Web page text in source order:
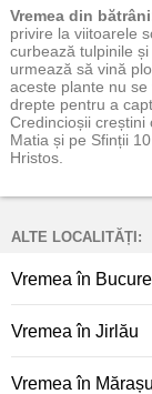
Vremea din
privire la viitoarele
curbează tulpinile
urmează să vină
aceste plante nu
drepte pentru a
Credincioșii creștini
Matia și pe Sfinții
Hristos.
ALTE LOCALITĂȚI:
Vremea în
Vremea în Jirlău
Vremea în Mărașu